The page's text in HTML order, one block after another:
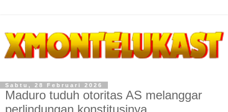
Sabtu, 28 Februari 2026
Maduro tuduh otoritas AS melanggar
perlindungan konstitusinya